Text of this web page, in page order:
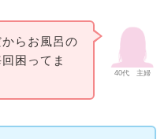
40代 主婦
らお風呂の
困ってま